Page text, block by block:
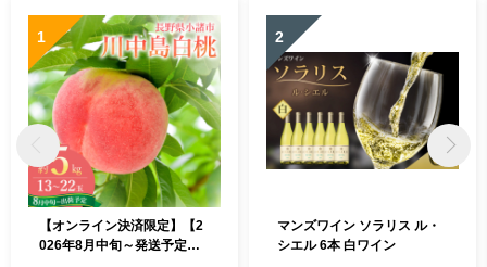
1
【オンライン決済限定】【2
026年8月中旬～発送予定】
2
マンズワイン ソラリス ル・
シエル 6本 白ワイン